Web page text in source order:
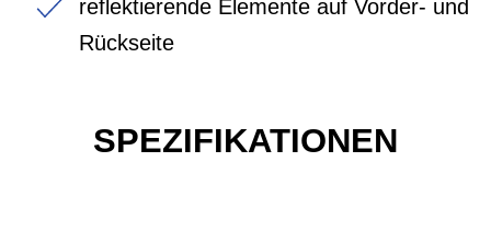
reflektierende Elemente auf Vorder- und
Rückseite
SPEZIFIKATIONEN